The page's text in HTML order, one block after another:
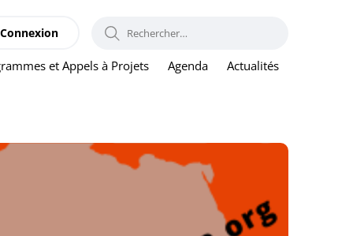
et Appels à Projets Agenda Actualités
Connexion RECHERCHER :